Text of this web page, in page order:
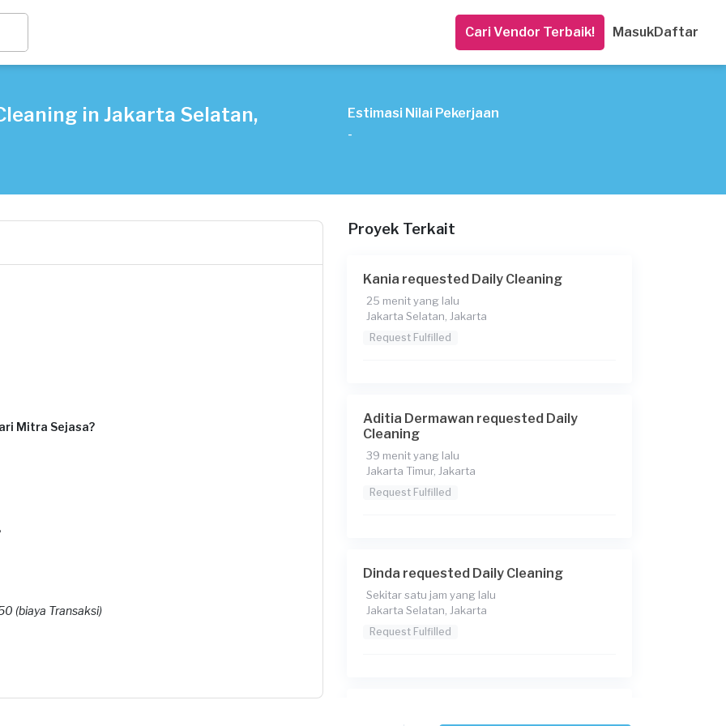
Cari Vendor Terbaik! MasukDaftar
in Jakarta Selatan,
Estimasi Nilai Pekerjaan
-
Mitra Sejasa?
(biaya Transaksi)
Proyek Terkait
Kania requested Daily Cleaning
25 menit yang lalu
Jakarta Selatan, Jakarta
Request Fulfilled
Aditia Dermawan requested Daily
Cleaning
39 menit yang lalu
Jakarta Timur, Jakarta
Request Fulfilled
Dinda requested Daily Cleaning
Sekitar satu jam yang lalu
Jakarta Selatan, Jakarta
Request Fulfilled